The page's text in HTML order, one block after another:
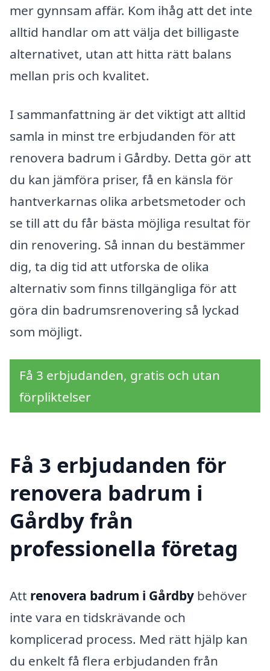
mer gynnsam affär. Kom ihåg att det inte
alltid handlar om att välja det billigaste
alternativet, utan att hitta rätt balans
mellan pris och kvalitet.
I sammanfattning är det viktigt att alltid
samla in minst tre erbjudanden för att
renovera badrum i Gårdby. Detta gör att
du kan jämföra priser, få en känsla för
hantverkarnas olika arbetsmetoder och
se till att du får bästa möjliga resultat för
din renovering. Så innan du bestämmer
dig, ta dig tid att utforska de olika
alternativ som finns tillgängliga för att
göra din badrumsrenovering så lyckad
som möjligt.
Få 3 erbjudanden, gratis och utan
förpliktelser
Få 3 erbjudanden för
renovera badrum i
Gårdby från
professionella företag
Att renovera badrum i Gårdby behöver
inte vara en tidskrävande och
komplicerad process. Med rätt hjälp kan
du enkelt få flera erbjudanden från